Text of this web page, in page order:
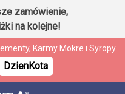
zamówienie,
na kolejne!
Karmy Mokre i Syropy
DzienKota